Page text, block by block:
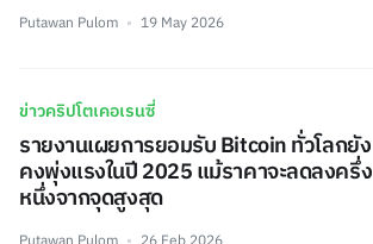
Putawan Pulom 19 May 2026
ข่าวคริปโตเคอเรนซี่
รายงานเผยการยอมรับ Bitcoin ทั่วโลกยัง
คงพุ่งแรงในปี 2025 แม้ราคาจะลดลงครึ่ง
หนึ่งจากจุดสูงสุด